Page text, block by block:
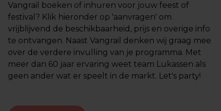
Vangrail boeken of inhuren voor jouw feest of
festival? Klik hieronder op 'aanvragen' om
vrijblijvend de beschikbaarheid, prijs en overige info
te ontvangen. Naast Vangrail denken wij graag mee
over de verdere invulling van je programma. Met
meer dan 60 jaar ervaring weet team Lukassen als
geen ander wat er speelt in de markt. Let's party!